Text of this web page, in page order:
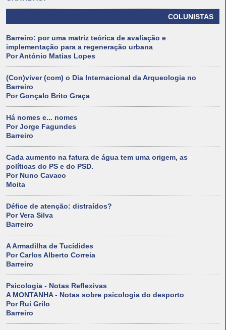
COLUNISTAS
Barreiro: por uma matriz teórica de avaliação e
implementação para a regeneração urbana
Por António Matias Lopes
(Con)viver (com) o Dia Internacional da Arqueologia no
Barreiro
Por Gonçalo Brito Graça
Há nomes e... nomes
Por Jorge Fagundes
Barreiro
Cada aumento na fatura de água tem uma origem, as
políticas do PS e do PSD.
Por Nuno Cavaco
Moita
Défice de atenção: distraídos?
Por Vera Silva
Barreiro
A Armadilha de Tucídides
Por Carlos Alberto Correia
Barreiro
Psicologia - Notas Reflexivas
A MONTANHA - Notas sobre psicologia do desporto
Por Rui Grilo
Barreiro